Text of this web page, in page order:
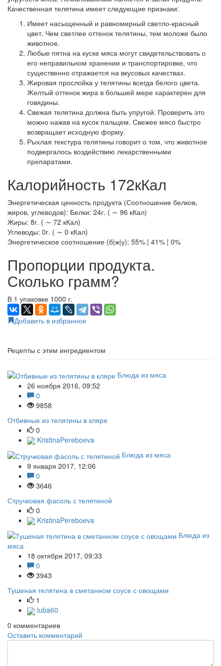
Качественная телятина имеет следующие признаки:
Имеет насыщенный и равномерный светло-красный
цвет. Чем светлее оттенок телятины, тем моложе было
животное.
Любые пятна на куске мяса могут свидетельствовать о
его неправильном хранении и транспортировке, что
существенно отражается на вкусовых качествах.
Жировая прослойка у телятины всегда белого цвета.
Желтый оттенок жира в большей мере характерен для
говядины.
Свежая телятина должна быть упругой. Проверить это
можно нажав на кусок пальцем. Свежее мясо быстро
возвращает исходную форму.
Рыхлая текстура телятины говорит о том, что животное
подвергалось воздействию лекарственными
препаратами.
Калорийность 172кКал
Энергетическая ценность продукта (Соотношение белков,
жиров, углеводов): Белки: 24г. ( ∼ 96 кКал)
Жиры: 8г. ( ∼ 72 кКал)
Углеводы: 0г. ( ∼ 0 кКал)
Энергетическое соотношение (б|ж|у): 55% | 41% | 0%
Пропорции продукта.
Сколько грамм?
В 1 упаковке 1000 г.
Добавить в избранное
Рецепты с этим ингредиентом
Блюда из мяса
26 ноября 2016, 09:52
0
9858
Отбивные из телятины в кляре
0
KristinaPereboeva
Блюда из мяса
9 января 2017, 12:06
0
3646
Стручковая фасоль с телятиной
0
KristinaPereboeva
Блюда из
мяса
18 октября 2017, 09:33
0
3943
Тушеная телятина в сметанном соусе с овощами
1
luba60
0 комментариев
Оставить комментарий